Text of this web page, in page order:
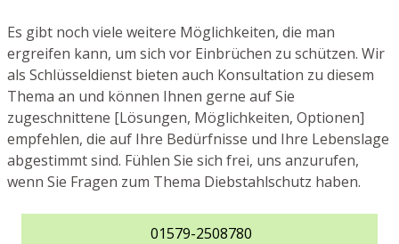
Es gibt noch viele weitere Möglichkeiten, die man
ergreifen kann, um sich vor Einbrüchen zu schützen. Wir
als Schlüsseldienst bieten auch Konsultation zu diesem
Thema an und können Ihnen gerne auf Sie
zugeschnittene [Lösungen, Möglichkeiten, Optionen]
empfehlen, die auf Ihre Bedürfnisse und Ihre Lebenslage
abgestimmt sind. Fühlen Sie sich frei, uns anzurufen,
wenn Sie Fragen zum Thema Diebstahlschutz haben.
01579-2508780